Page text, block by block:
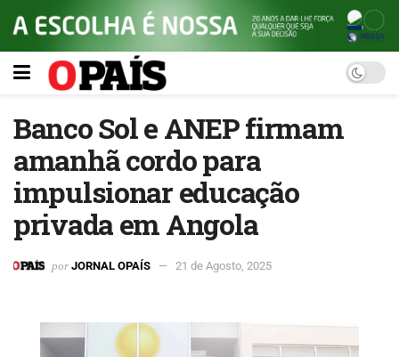
Banco Sol e ANEP firmam
amanhã cordo para
impulsionar educação
privada em Angola
por JORNAL OPAÍS 21 de Agosto, 2025